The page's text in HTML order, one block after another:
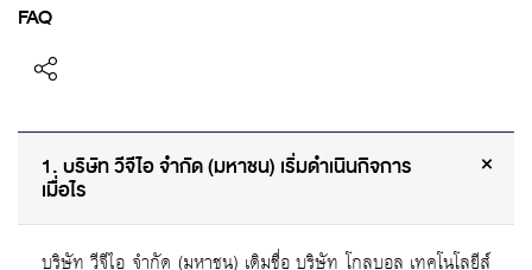
FAQ
1. บริษัท วีจีไอ จำกัด (มหาชน) เริ่มดำเนินกิจการ
เมื่อไร
บริษัท วีจีไอ จำกัด (มหาชน) เดิมชื่อ บริษัท โกลบอล เทคโนโลยีส์